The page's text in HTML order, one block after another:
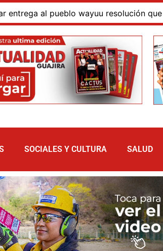
al pueblo wayuu resolución que
SOCIALES Y CULTURA SALUD